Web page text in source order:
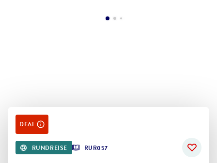
DEAL
RUNDREISE RUR057